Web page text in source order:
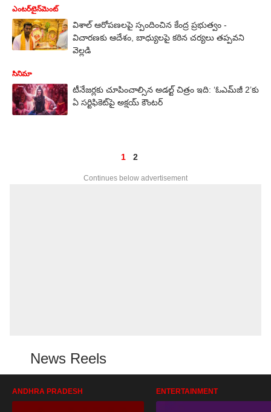
ఎంటర్‌టైన్‌మెంట్‌
విశాల్ ఆరోపణలపై స్పందించిన కేంద్ర ప్రభుత్వం -
విచారణకు ఆదేశం, బాధ్యులపై కఠిన చర్యలు తప్పవని
వెల్లడి
సినిమా
టీనేజర్లకు చూపించాల్సిన అడల్ట్ చిత్రం ఇది: ‘ఓఎమ్‌జీ 2’కు
ఏ సర్టిఫికెట్‌పై అక్షయ్ కౌంటర్
1 2
Continues below advertisement
News Reels
ANDHRA PRADESH ENTERTAINMENT